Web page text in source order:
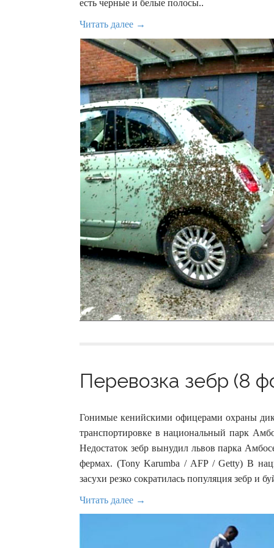
есть черные и белые полосы..
Читать далее →
Перевозка зебр (8
Гонимые кенийскими офицерами охраны
транспортировке в национальный парк
Недостаток зебр вынудил львов парка
фермах. (Tony Karumba / AFP / Getty) В
засухи резко сократилась популяция зебр и
Читать далее →